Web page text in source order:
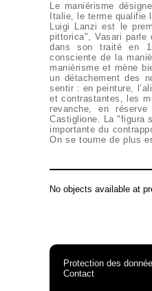
Le maniérisme
Italie, le terme qualifie
Luigi Lanzi est le
pittorica", Vasari parle
dans son traité en
consciente de la
maniérisme et mène
un détachement des
sentir : en peinture,
et contrastantes, les
revanche, en
Castiglione. La "figura
importante du
On se tourne de plus
No objects available at
Protection des
Contact